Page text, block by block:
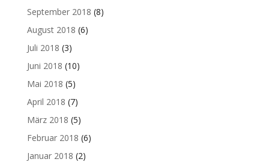
September 2018 (8)
August 2018 (6)
Juli 2018 (3)
Juni 2018 (10)
Mai 2018 (5)
April 2018 (7)
März 2018 (5)
Februar 2018 (6)
Januar 2018 (2)